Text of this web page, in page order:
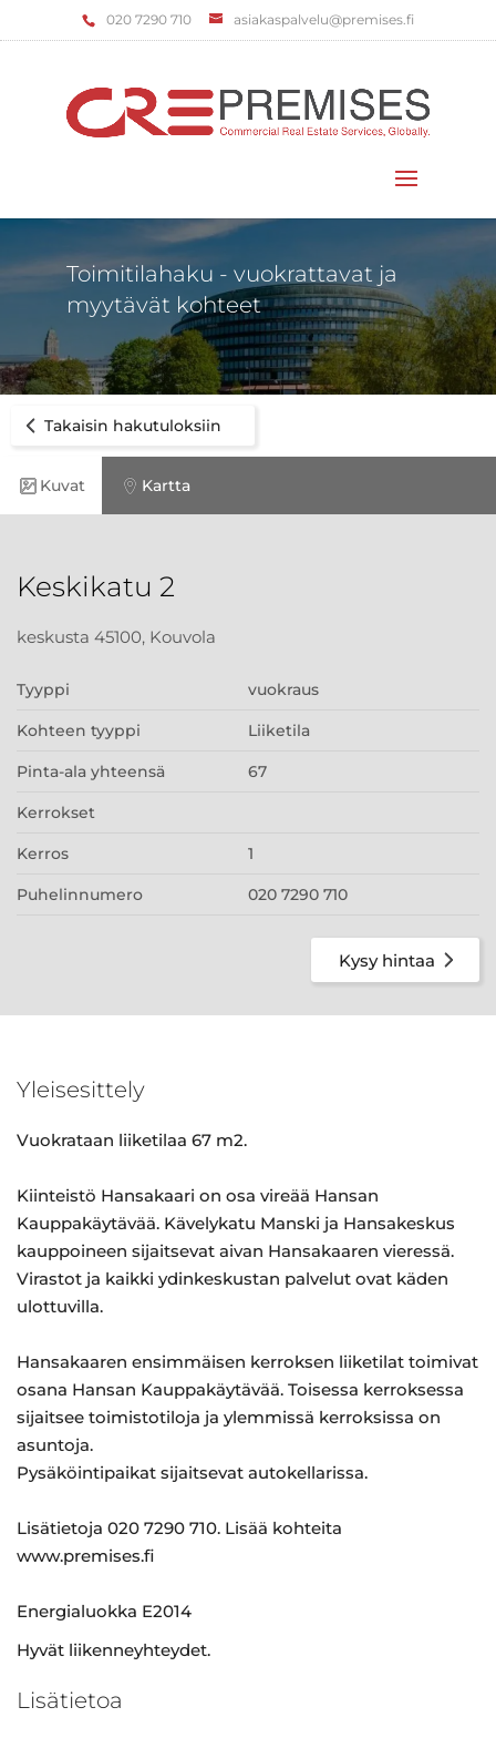
‌020 7290 710 asiakaspalvelu@premises.fi
Toimitilahaku - vuokrattavat ja
myytävät kohteet
Takaisin hakutuloksiin
Kuvat Kartta
Keskikatu 2
keskusta 45100, Kouvola
Tyyppi vuokraus
Kohteen tyyppi Liiketila
Pinta-ala yhteensä 67
Kerrokset
Kerros 1
Puhelinnumero 020 7290 710
Kysy hintaa
Yleisesittely
Vuokrataan liiketilaa 67 m2.
Kiinteistö Hansakaari on osa vireää Hansan
Kauppakäytävää. Kävelykatu Manski ja Hansakeskus
kauppoineen sijaitsevat aivan Hansakaaren vieressä.
Virastot ja kaikki ydinkeskustan palvelut ovat käden
ulottuvilla.
Hansakaaren ensimmäisen kerroksen liiketilat toimivat
osana Hansan Kauppakäytävää. Toisessa kerroksessa
sijaitsee toimistotiloja ja ylemmissä kerroksissa on
asuntoja.
Pysäköintipaikat sijaitsevat autokellarissa.
Lisätietoja 020 7290 710. Lisää kohteita
www.premises.fi
Energialuokka E2014
Hyvät liikenneyhteydet.
Lisätietoa